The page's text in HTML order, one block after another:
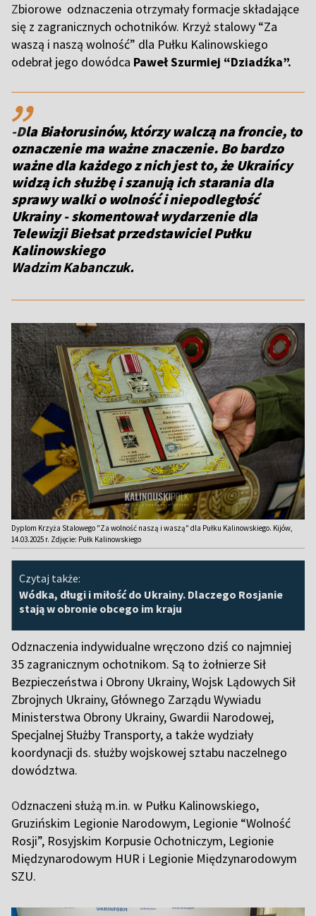
Zbiorowe odznaczenia otrzymały formacje składające
się z zagranicznych ochotników. Krzyż stalowy “Za
waszą i naszą wolność” dla Pułku Kalinowskiego
odebrał jego dowódca Paweł Szurmiej “Dziadźka”.
,,
-Dla Białorusinów, którzy walczą na froncie, to
oznaczenie ma ważne znaczenie. Bo bardzo
ważne dla każdego z nich jest to, że Ukraińcy
widzą ich służbę i szanują ich starania dla
sprawy walki o wolność i niepodległość
Ukrainy - skomentował wydarzenie dla
Telewizji Biełsat przedstawiciel Pułku
Kalinowskiego
Wadzim Kabanczuk.
Dyplom Krzyża Stalowego "Za wolność naszą i waszą" dla Pułku Kalinowskiego. Kijów,
14.03.2025 r. Zdjęcie: Pułk Kalinowskiego
Czytaj także:
Wódka, długi i miłość do Ukrainy. Dlaczego Rosjanie
stają w obronie obcego im kraju
Odznaczenia indywidualne wręczono dziś co najmniej
35 zagranicznym ochotnikom. Są to żołnierze Sił
Bezpieczeństwa i Obrony Ukrainy, Wojsk Lądowych Sił
Zbrojnych Ukrainy, Głównego Zarządu Wywiadu
Ministerstwa Obrony Ukrainy, Gwardii Narodowej,
Specjalnej Służby Transporty, a także wydziały
koordynacji ds. służby wojskowej sztabu naczelnego
dowództwa.
Odznaczeni służą m.in. w Pułku Kalinowskiego,
Gruzińskim Legionie Narodowym, Legionie “Wolność
Rosji”, Rosyjskim Korpusie Ochotniczym, Legionie
Międzynarodowym HUR i Legionie Międzynarodowym
SZU.